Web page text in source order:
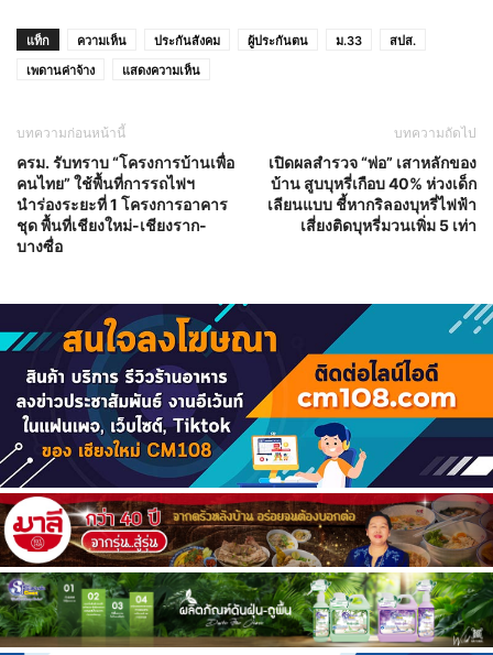
แท็ก ความเห็น ประกันสังคม ผู้ประกันตน ม.33
สปส.
เพดานค่าจ้าง
แสดงความเห็น
บทความก่อนหน้านี้
ครม. รับทราบ “โครงการบ้านเพื่อ
คนไทย” ใช้พื้นที่การรถไฟฯ
นำร่องระยะที่ 1 โครงการอาคาร
ชุด พื้นที่เชียงใหม่-เชียงราก-
บางซื่อ
บทความถัดไป
เปิดผลสำรวจ “พ่อ” เสาหลักของ
บ้าน สูบบุหรี่เกือบ 40% ห่วงเด็ก
เลียนแบบ ชี้หากริลองบุหรี่ไฟฟ้า
เสี่ยงติดบุหรี่มวนเพิ่ม 5 เท่า